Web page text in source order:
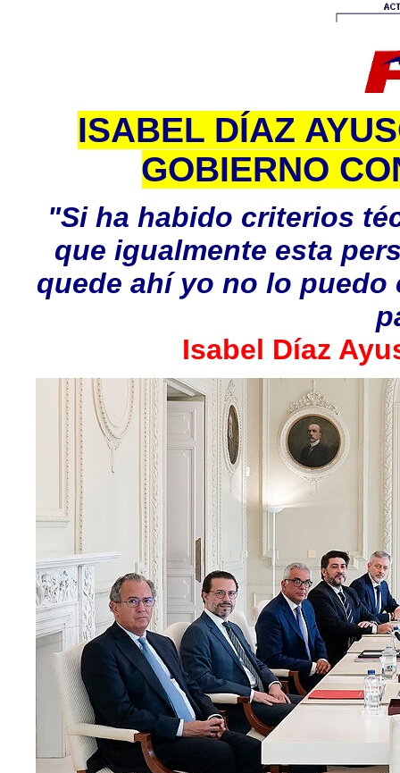
ISABEL DÍAZ
GOBIERNO
"Si ha habido criterios
que igualmente esta
quede ahí yo no lo
Isabel Díaz